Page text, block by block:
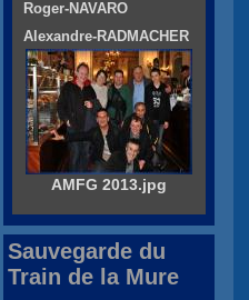
Roger-NAVARO
Alexandre-RADMACHER
AMFG 2013.jpg
Sauvegarde du
Train de la Mure